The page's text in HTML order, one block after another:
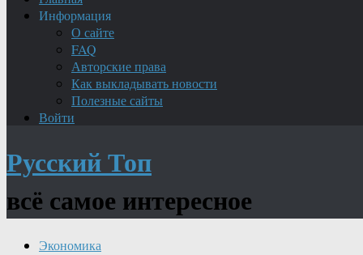
Информация
О сайте
FAQ
Авторские права
Как выкладывать новости
Полезные сайты
Войти
Русский Топ
всё самое интересное
Экономика